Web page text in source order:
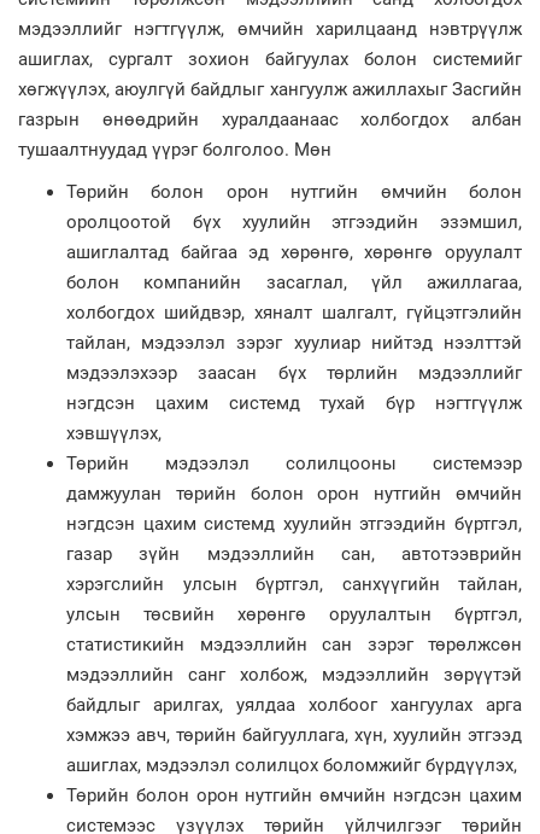
мэдээллийг нэгтгүүлж, өмчийн харилцаанд нэвтрүүлж
ашиглах, сургалт зохион байгуулах болон системийг
хөгжүүлэх, аюулгүй байдлыг хангуулж ажиллахыг Засгийн
газрын өнөөдрийн хуралдаанаас холбогдох албан
тушаалтнуудад үүрэг болголоо. Мөн
Төрийн болон орон нутгийн өмчийн болон
оролцоотой бүх хуулийн этгээдийн эзэмшил,
ашиглалтад байгаа эд хөрөнгө, хөрөнгө оруулалт
болон компанийн засаглал, үйл ажиллагаа,
холбогдох шийдвэр, хяналт шалгалт, гүйцэтгэлийн
тайлан, мэдээлэл зэрэг хуулиар нийтэд нээлттэй
мэдээлэхээр заасан бүх төрлийн мэдээллийг
нэгдсэн цахим системд тухай бүр нэгтгүүлж
хэвшүүлэх,
Төрийн мэдээлэл солилцооны системээр
дамжуулан төрийн болон орон нутгийн өмчийн
нэгдсэн цахим системд хуулийн этгээдийн бүртгэл,
газар зүйн мэдээллийн сан, автотээврийн
хэрэгслийн улсын бүртгэл, санхүүгийн тайлан,
улсын төсвийн хөрөнгө оруулалтын бүртгэл,
статистикийн мэдээллийн сан зэрэг төрөлжсөн
мэдээллийн санг холбож, мэдээллийн зөрүүтэй
байдлыг арилгах, уялдаа холбоог хангуулах арга
хэмжээ авч, төрийн байгууллага, хүн, хуулийн этгээд
ашиглах, мэдээлэл солилцох боломжийг бүрдүүлэх,
Төрийн болон орон нутгийн өмчийн нэгдсэн цахим
системээс үзүүлэх төрийн үйлчилгээг төрийн